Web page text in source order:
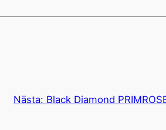
Nästa: Black Diamond